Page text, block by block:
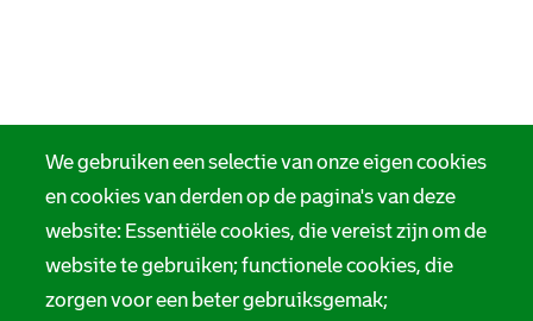
We gebruiken een selectie van onze eigen cookies
en cookies van derden op de pagina's van deze
website: Essentiële cookies, die vereist zijn om de
website te gebruiken; functionele cookies, die
zorgen voor een beter gebruiksgemak;